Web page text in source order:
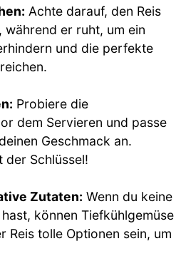
Achte darauf, den Reis
er ruht, um ein
und die perfekte
Probiere die
dem Servieren und passe
Geschmack an.
der Schlüssel!
Zutaten: Wenn du keine
können Tiefkühlgemüse
Reis tolle Optionen sein, um